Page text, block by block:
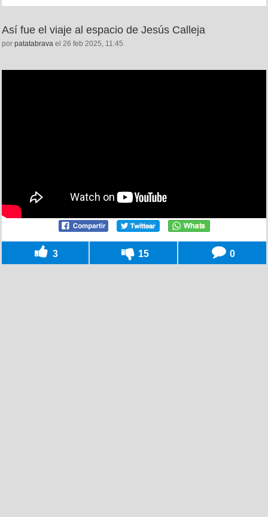
Así fue el viaje al espacio de Jesús Calleja
por patatabrava el 26 feb 2025, 11:45
3 15 0